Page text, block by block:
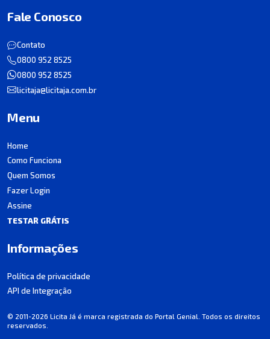
Fale Conosco
Contato
0800 952 8525
0800 952 8525
licitaja@licitaja.com.br
Menu
Home
Como Funciona
Quem Somos
Fazer Login
Assine
TESTAR GRÁTIS
Informações
Política de privacidade
API de Integração
© 2011-2026 Licita Já é marca registrada do Portal Genial. Todos os direitos
reservados.